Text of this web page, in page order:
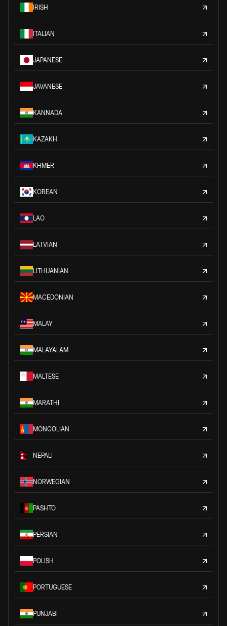
IRISH
ITALIAN
JAPANESE
JAVANESE
KANNADA
KAZAKH
KHMER
KOREAN
LAO
LATVIAN
LITHUANIAN
MACEDONIAN
MALAY
MALAYALAM
MALTESE
MARATHI
MONGOLIAN
NEPALI
NORWEGIAN
PASHTO
PERSIAN
POLISH
PORTUGUESE
PUNJABI